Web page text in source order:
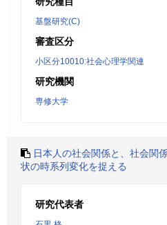
基盤研究(C)
審査区分
小区分10010:社会心理学関連
研究機関
専修大学
日本人の社会関係と、社会関
状の時系列変化を捉える
研究代表者